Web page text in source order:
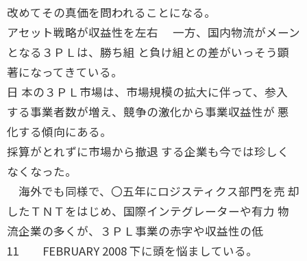
改めてその真価を問われることになる。
アセット戦略が収益性を左右 一方、国内物流がメーン
となる３ＰＬは、勝ち組 と負け組との差がいっそう顕
著になってきている。
日 本の３ＰＬ市場は、市場規模の拡大に伴って、参入
する事業者数が増え、競争の激化から事業収益性が 悪
化する傾向にある。
採算がとれずに市場から撤退 する企業も今では珍しく
なくなった。
海外でも同様で、〇五年にロジスティクス部門を売 却
したＴＮＴをはじめ、国際インテグレーターや有力 物
流企業の多くが、３ＰＬ事業の赤字や収益性の低
11 FEBRUARY 2008 下に頭を悩ましている。